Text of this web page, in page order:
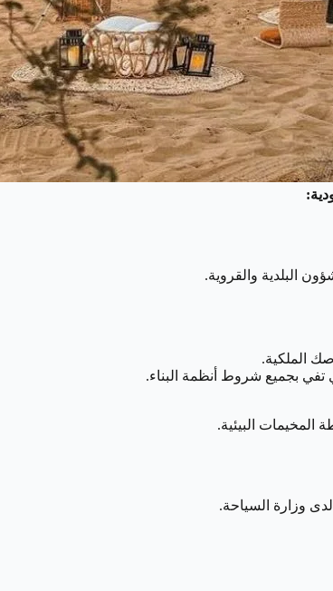
البلدية والقروية.
الملكية.
بجميع شروط أنظمة البناء.
المخيمات البيئية.
وزارة السياحة.